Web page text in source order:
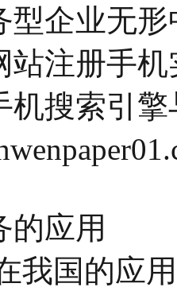
型企业无
站注册手
机搜索引
的应用
我国的应